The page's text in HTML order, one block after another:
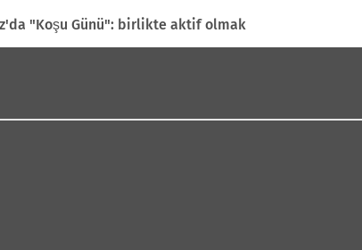
"Koşu Günü": birlikte aktif olmak